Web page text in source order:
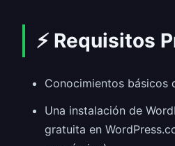
⚡ Requisitos
Conocimientos básicos
Una instalación de
gratuita en